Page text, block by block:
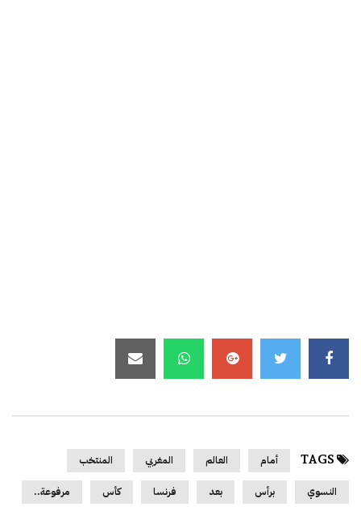
TAGS أمام العالم المغربي المنتخب
النسوي برأس بعد فرنسا كأس مرفوعة..